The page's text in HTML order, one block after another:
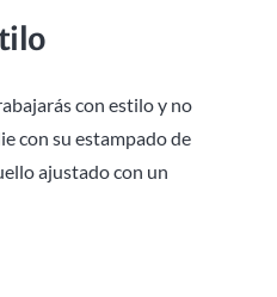
con estilo y no
con su estampado de
ajustado con un